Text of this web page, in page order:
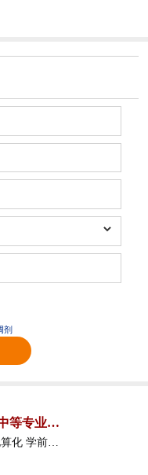
剂
重庆光华女子职业中等专业学校
学前教育